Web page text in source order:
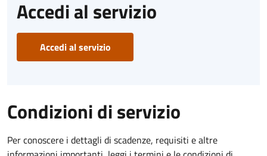
Accedi al servizio
Accedi al servizio
Condizioni di servizio
Per conoscere i dettagli di scadenze, requisiti e altre